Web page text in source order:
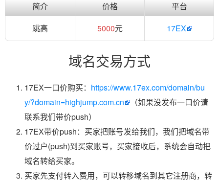
简介 价格
平台
跳高
5000元 17EX
域名交易方式
17EX一口价购买： https://www.17ex.com/domain/bu
y/?domain=highjump.com.cn
（如果没发布一口价请
联系我们带价push）
17EX带价push：买家把账号发给我们，我们把域名带
价过户(push)到买家账号，买家接收后，系统会自动把
域名转给买家。
买家先支付转入费用，可以转移域名到其它注册商，转